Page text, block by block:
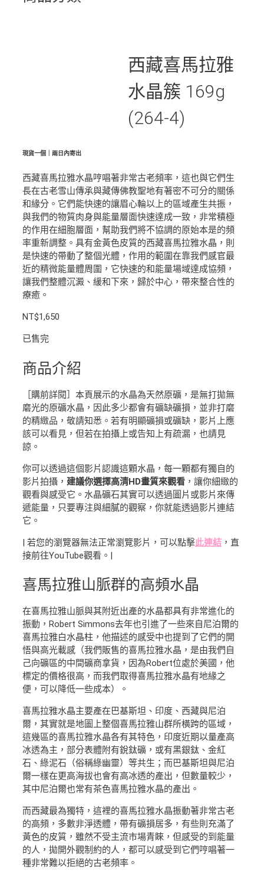
西藏喜馬拉雅
水晶簇 169g
(264-4)
現貨一個｜兩日內寄出
西藏喜馬拉雅水晶哼唱著非常古老頻率，這也與它們生
長在古老雪山傳承與藏傳佛教聖地有著密不可分的關係
和緣分。它們能快速的讓眉心輪以上的區域產生共振，
與我們的物質肉身與能量層面快速達成一致，非常積極
的作用在細胞層面，幫助我們將不協調的原始本是的頻
率重新調整。具有金黃色皮質的西藏喜馬拉雅水晶，則
是快速的帶動了整個光體，作用的範圍在靠我們感官最
近的精微能量體周圍，它快速的和能量場域達成協頻，
讓我們整體沉澱、緩和下來，歸於中心，帶來整合性的
療癒。
NT$1,650
已售完
商品介紹
［購前詳閱］本頁展示的水晶為天然原礦，是無打拋無
磨光的原礦水晶，因此多少都會有礦缺礦損，並非打磨
的精緻品，敬請知悉。若有明顯礦損或礦缺，影片上應
該可以看見，但若在拍攝上或告知上有疏漏，也請見
諒。
你可以透過這個影片認識這顆水晶，每一顆都有獨自的
影片拍攝， 建議你選擇高清HD畫質來觀看 ，讓你細緻的
觀看與感受它。水晶礦石其實可以透過圖片或影片來傳
遞能量，只要專注與細膩的觀察，你就能透過影片連結
它。
| 若您的瀏覽器無法正常瀏覽影片，可以點擊此連結 ，直
接前往YouTube觀看。|
喜馬拉雅山脈群的高頻水晶
在喜馬拉雅山脈與其附近出產的水晶都具有非常進化的
振動，Robert Simmons去年也引進了一些來自尼泊爾的
喜馬拉雅白水晶柱，他描述的感受中也提到了它們的開
悟與高光載感（我們販售的喜馬拉雅水晶，是由我們自
己向礦區的中間礦商拿貨，因為Robert位處於美國，他
標定的價格很高，而我們取得喜馬拉雅水晶有地緣之
便，可以降低一些成本）。
喜馬拉雅水晶主要產在巴基斯坦、印度、西藏與尼泊
爾，其實就是地圖上整個喜馬拉雅山群所橫跨的區域，
這幾區的喜馬拉雅水晶各有其特色，印度近期以量產高
冰透為主，部分表體附有銳鈦礦，或有黑銀鈦、金紅
石、綠泥石（俗稱綠幽靈）等共生；而巴基斯坦與尼泊
爾一樣在更高海拔也會有高冰透的產出，但數量較少，
其中尼泊爾也常有茶色喜馬拉雅水晶的產出。
而西藏最為獨特，這裡的喜馬拉雅水晶振動著非常古老
的高頻，多數非淨透體，帶有礦損居多，有些則充滿了
黃色的皮質，雖然不受主流市場青睞，但感受的到能量
的人，拋開外觀制約的人，都可以感受到它們哼唱著一
種非常難以拒絕的古老頻率。